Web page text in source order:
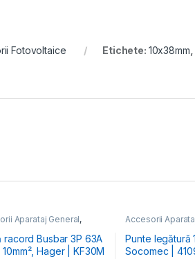
Fotovoltaice Etichete: 10x38mm,
Aparataj General,
Aparataj Modular
Tablou Electric,
Barete & Bare
,Elemente
racord Busbar 3P 63A
Hager | KF30M
Accesorii
Inversoare Sursă
Punte legătură
Socomec |